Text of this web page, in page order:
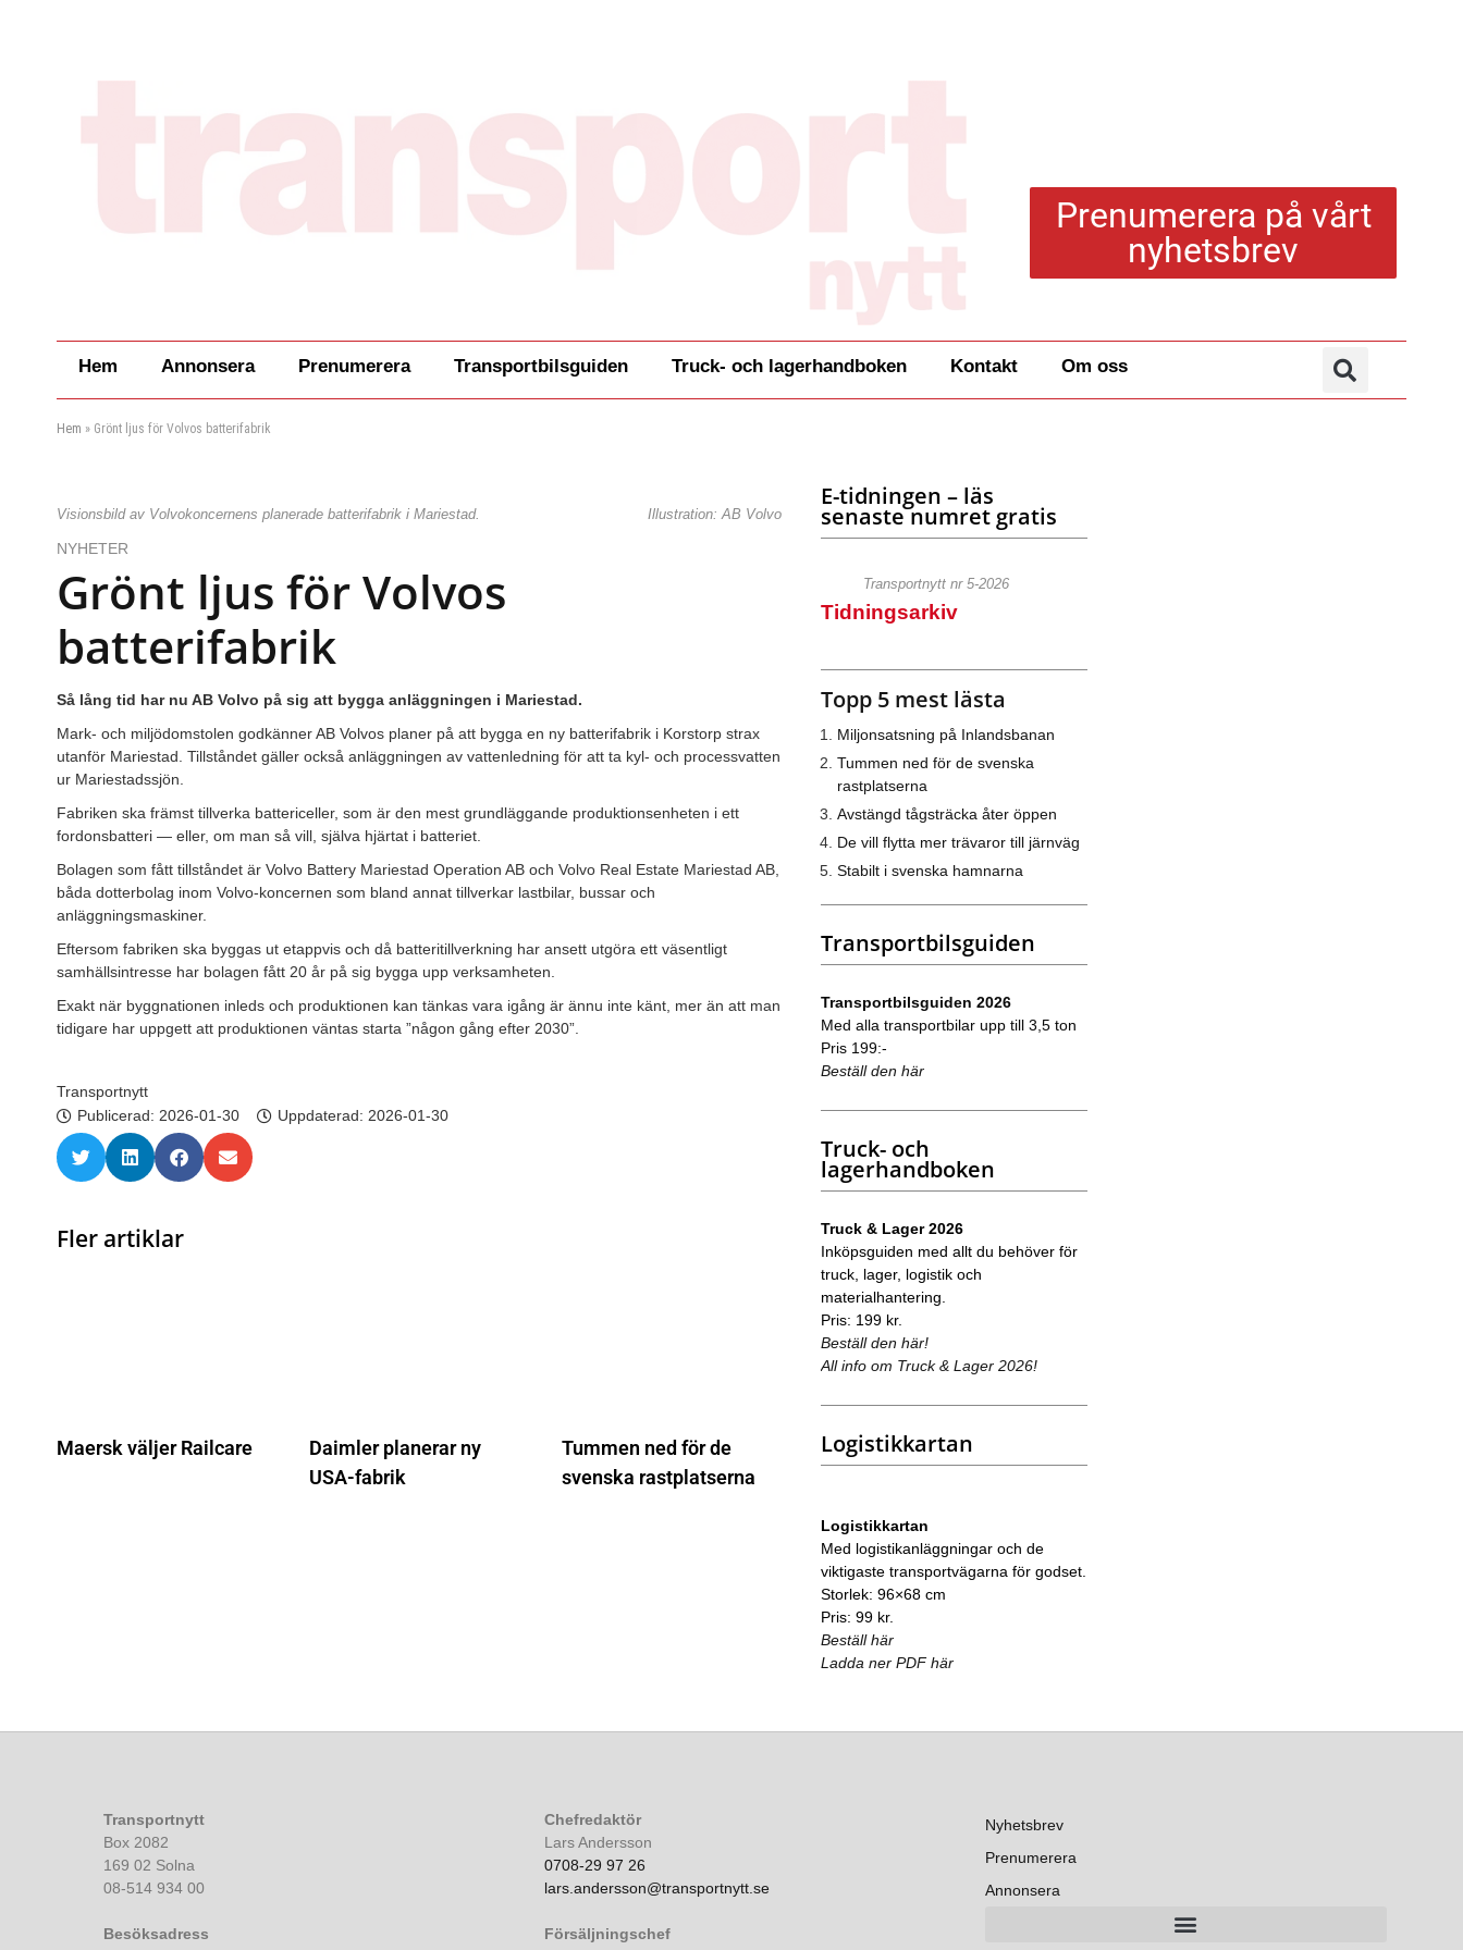
Prenumerera på vårt
nyhetsbrev
Hem Annonsera Prenumerera Transportbilsguiden Truck- och lagerhandboken Kontakt Om oss
Hem » Grönt ljus för Volvos batterifabrik
Visionsbild av Volvokoncernens planerade batterifabrik i Mariestad. Illustration: AB Volvo
NYHETER
Grönt ljus för Volvos
batterifabrik
Så lång tid har nu AB Volvo på sig att bygga anläggningen i Mariestad.
Mark- och miljödomstolen godkänner AB Volvos planer på att bygga en ny batterifabrik i Korstorp strax
utanför Mariestad. Tillståndet gäller också anläggningen av vattenledning för att ta kyl- och processvatten
ur Mariestadssjön.
Fabriken ska främst tillverka battericeller, som är den mest grundläggande produktionsenheten i ett
fordonsbatteri — eller, om man så vill, själva hjärtat i batteriet.
Bolagen som fått tillståndet är Volvo Battery Mariestad Operation AB och Volvo Real Estate Mariestad AB,
båda dotterbolag inom Volvo-koncernen som bland annat tillverkar lastbilar, bussar och
anläggningsmaskiner.
Eftersom fabriken ska byggas ut etappvis och då batteritillverkning har ansett utgöra ett väsentligt
samhällsintresse har bolagen fått 20 år på sig bygga upp verksamheten.
Exakt när byggnationen inleds och produktionen kan tänkas vara igång är ännu inte känt, mer än att man
tidigare har uppgett att produktionen väntas starta ”någon gång efter 2030”.
Transportnytt
Publicerad: 2026-01-30 Uppdaterad: 2026-01-30
Fler artiklar
Maersk väljer Railcare
Daimler planerar ny
USA-fabrik
Tummen ned för de
svenska rastplatserna
E-tidningen – läs
senaste numret gratis
Transportnytt nr 5-2026
Tidningsarkiv
Topp 5 mest lästa
Miljonsatsning på Inlandsbanan
Tummen ned för de svenska
rastplatserna
Avstängd tågsträcka åter öppen
De vill flytta mer trävaror till järnväg
Stabilt i svenska hamnarna
Transportbilsguiden
Transportbilsguiden 2026
Med alla transportbilar upp till 3,5 ton
Pris 199:-
Beställ den här
Truck- och
lagerhandboken
Truck & Lager 2026
Inköpsguiden med allt du behöver för
truck, lager, logistik och
materialhantering.
Pris: 199 kr.
Beställ den här!
All info om Truck & Lager 2026!
Logistikkartan
Logistikkartan
Med logistikanläggningar och de
viktigaste transportvägarna för godset.
Storlek: 96×68 cm
Pris: 99 kr.
Beställ här
Ladda ner PDF här
Transportnytt
Box 2082
169 02 Solna
08-514 934 00
Besöksadress
Chefredaktör
Lars Andersson
0708-29 97 26
lars.andersson@transportnytt.se
Försäljningschef
Nyhetsbrev
Prenumerera
Annonsera